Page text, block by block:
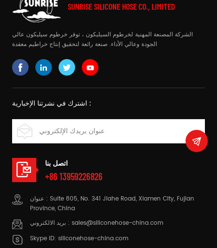
SUNRISE SILICONE HOSE CO., LIMITED
الشركة المصنعة المهنية لخرطوم السيليكون ، توفر خرطوم سيليكون عالي
الجودة وعالي الأداء. صنعة رائعة لتحقيق إنتاج خراطيم معقدة
اشترك في نشرتنا الإخبارية :
اتصل بنا
+86 13959226826
عنوان : Suite 805, No. 341 Jiahe Road, Xiamen City, Fujian
Province, China
بريد الالكتروني : sales@siliconehose-china.com
Skype ID: siliconehose-china.com